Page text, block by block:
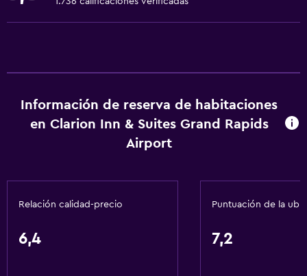
Comedor
Wifi gratis
Wifi disponible en todas las instalaciones
Calefacción
Información de reserva de habitaciones
en Clarion Inn & Suites Grand Rapids
Airport
Relación calidad-precio
6,4
Puntuación de la
7,2